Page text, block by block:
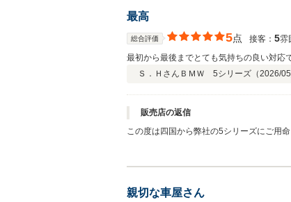
最高
総合評価 5点 接客： 5雰
最初から最後までとても気持ちの良い対応
Ｓ．Ｈさん ＢＭＷ 5シリーズ（2026/05
販売店の返信
この度は四国から弊社の5シリーズにご用
親切な車屋さん